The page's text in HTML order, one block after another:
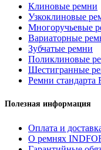
Клиновые ремни
Узкоклиновые
Многоручьевые
Вариаторные
Зубчатые ремни
Поликлиновые
Шестигранные
Ремни стандарта
Полезная информация
Оплата и
О ремнях